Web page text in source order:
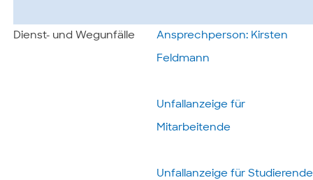
Dienst- und Wegunfälle Ansprechperson: Kirsten
Feldmann
Unfallanzeige für
Mitarbeitende
Unfallanzeige für Studierende